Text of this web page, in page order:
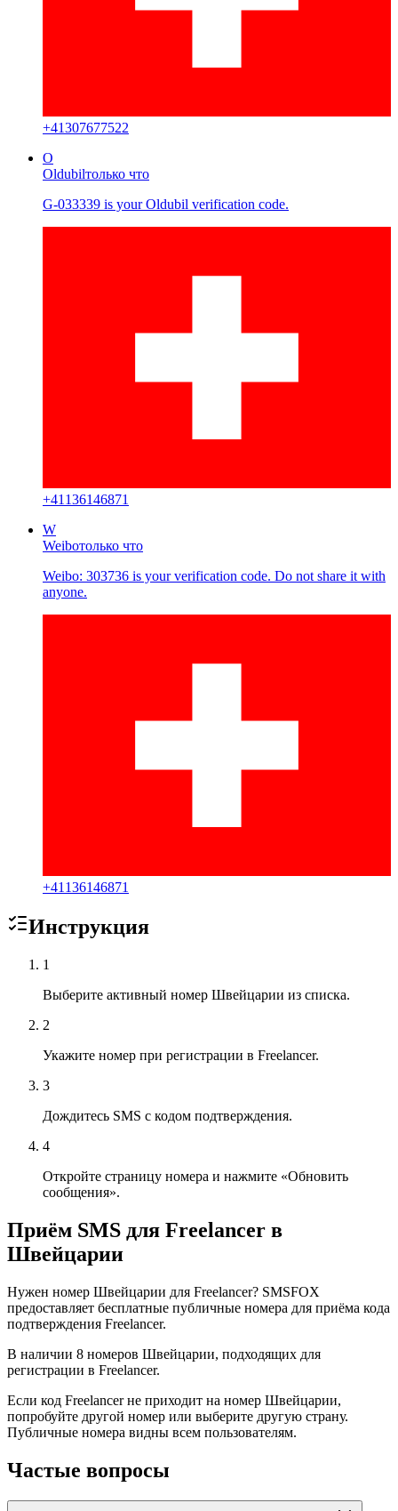
+41307677522
O
Oldubilтолько что
G-033339 is your Oldubil verification code.
+41136146871
W
Weiboтолько что
Weibo: 303736 is your verification code. Do not share it with
anyone.
+41136146871
Инструкция
1
Выберите активный номер Швейцарии из списка.
2
Укажите номер при регистрации в Freelancer.
3
Дождитесь SMS с кодом подтверждения.
4
Откройте страницу номера и нажмите «Обновить
сообщения».
Приём SMS для Freelancer в
Швейцарии
Нужен номер Швейцарии для Freelancer? SMSFOX
предоставляет бесплатные публичные номера для приёма кода
подтверждения Freelancer.
В наличии 8 номеров Швейцарии, подходящих для
регистрации в Freelancer.
Если код Freelancer не приходит на номер Швейцарии,
попробуйте другой номер или выберите другую страну.
Публичные номера видны всем пользователям.
Частые вопросы